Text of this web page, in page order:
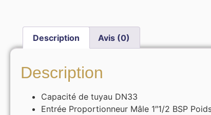
Description Avis (0)
Description
Capacité de tuyau DN33
Entrée Proportionneur Mâle 1″1/2 BSP